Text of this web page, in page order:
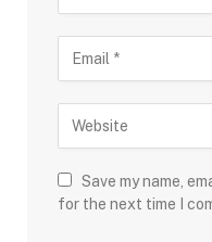
Save my name,
for the next time I